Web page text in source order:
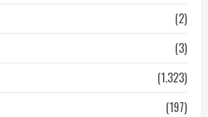
(2)
(3)
(1.323)
(197)